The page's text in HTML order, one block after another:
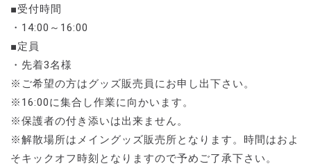
■受付時間
・14:00～16:00
■定員
・先着3名様
※ご希望の方はグッズ販売員にお申し出下さい。
※16:00に集合し作業に向かいます。
※保護者の付き添いは出来ません。
※解散場所はメイングッズ販売所となります。時間はおよ
そキックオフ時刻となりますので予めご了承下さい。